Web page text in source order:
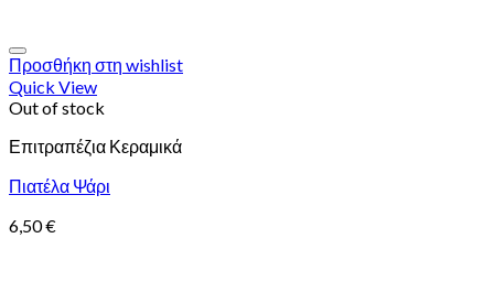
Προσθήκη στη wishlist
Quick View
Out of stock
Επιτραπέζια Κεραμικά
Πιατέλα Ψάρι
6,50€